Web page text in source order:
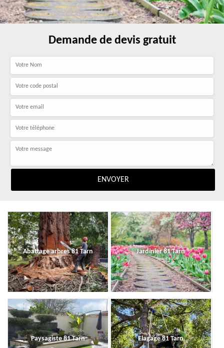
Demande de devis gratuit
Abattage arbres 81 Tarn Jardinier 81 Tarn
Paysagiste 81 Tarn Elagage 81 Tarn